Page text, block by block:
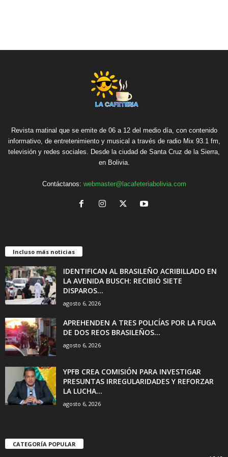
Revista matinal que se emite de 06 a 12 del medio día, con contenido
informativo, de entretenimiento y musical a través de radio Mix 93.1 fm,
televisión y redes sociales. Desde la ciudad de Santa Cruz de la Sierra,
en Bolivia.
Contáctanos: webmaster@lacafeteriabolivia.com
Incluso más noticias
IDENTIFICAN AL BRASILEÑO ACRIBILLADO EN
LA AVENIDA BUSCH: RECIBIÓ SIETE
DISPAROS...
agosto 6, 2026
APREHENDEN A TRES POLICÍAS POR LA FUGA
DE DOS REOS BRASILEÑOS...
agosto 6, 2026
YPFB CREA COMISIÓN PARA INVESTIGAR
PRESUNTAS IRREGULARIDADES Y REFORZAR
LA LUCHA...
agosto 6, 2026
CATEGORÍA POPULAR